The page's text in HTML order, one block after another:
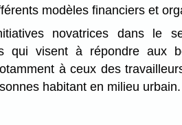
modèles financiers et
novatrices dans le
qui visent à répondre aux
à ceux des
habitant en milieu urbain.